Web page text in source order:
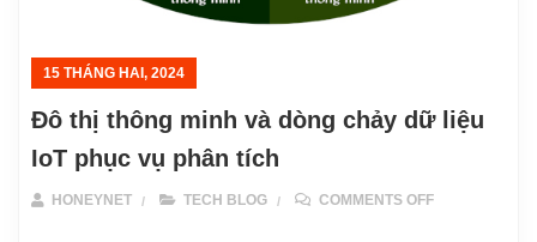
15 THÁNG HAI, 2024
Đô thị thông minh và dòng chảy dữ liệu
IoT phục vụ phân tích
HONEYNET TECH BLOG COMMENTS OFF